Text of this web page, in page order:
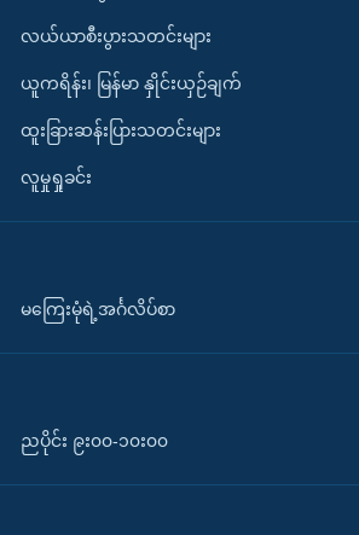
လယ်ယာစီးပွားသတင်းများ
ယူကရိန်း၊ မြန်မာ နှိုင်းယှဉ်ချက်
ထူးခြားဆန်းပြားသတင်းများ
လူမှုရှုခင်း
မကြေးမုံရဲ့အင်္ဂလိပ်စာ
ညပိုင်း ၉း၀၀-၁၀း၀၀